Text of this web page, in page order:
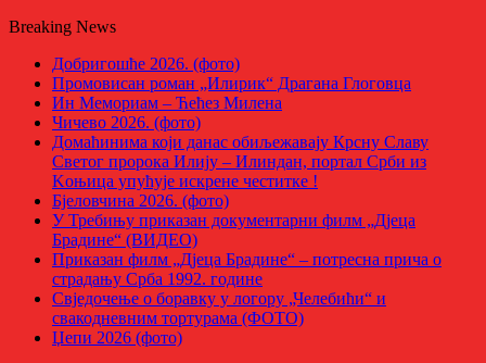
Breaking News
Добригошће 2026. (фото)
Промовисан роман „Илирик“ Драгана Глоговца
Ин Мемориам – Ћећез Милена
Чичево 2026. (фото)
Домаћинима који данас обиљежавају Крсну Славу
Светог пророка Илију – Илиндан, портал Срби из
Kоњица упућује искрене честитке !
Бјеловчина 2026. (фото)
У Требињу приказан документарни филм „Дјеца
Брадине“ (ВИДЕО)
Приказан филм „Дјеца Брадине“ – потресна прича о
страдању Срба 1992. године
Свједочење о боравку у логору „Челебићи“ и
свакодневним тортурама (ФОТО)
Џепи 2026 (фото)